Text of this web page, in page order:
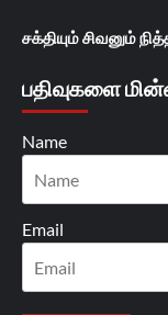
சக்தியும் சிவனும்
பதிவுகளை
Name
Email